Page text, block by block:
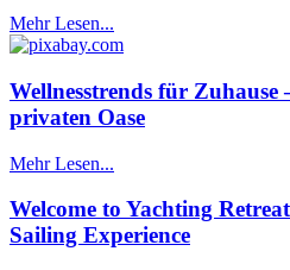
Mehr Lesen...
Wellnesstrends für
privaten Oase
Mehr Lesen...
Welcome to Yachting
Sailing Experience